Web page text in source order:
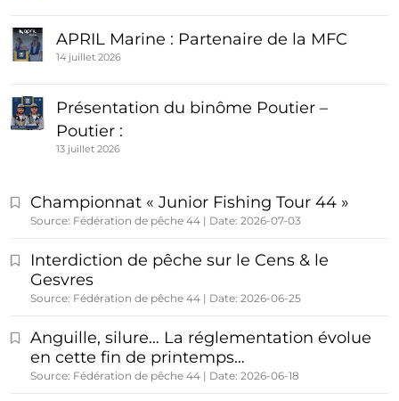
APRIL Marine : Partenaire de la MFC
14 juillet 2026
Présentation du binôme Poutier –
Poutier :
13 juillet 2026
Championnat « Junior Fishing Tour 44 »
Source: Fédération de pêche 44 Date: 2026-07-03
Interdiction de pêche sur le Cens & le
Gesvres
Source: Fédération de pêche 44 Date: 2026-06-25
Anguille, silure… La réglementation évolue
en cette fin de printemps…
Source: Fédération de pêche 44 Date: 2026-06-18